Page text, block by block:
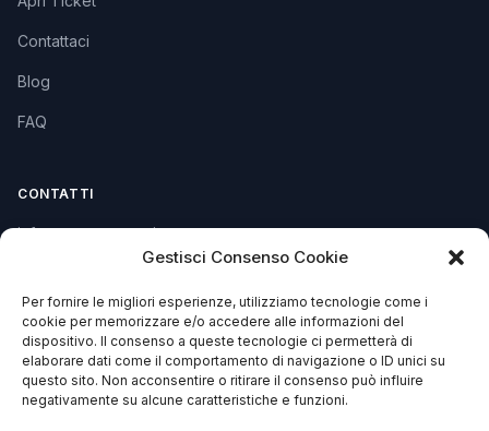
Gestisci Consenso Cookie
Per fornire le migliori esperienze, utilizziamo tecnologie come i
cookie per memorizzare e/o accedere alle informazioni del
dispositivo. Il consenso a queste tecnologie ci permetterà di
elaborare dati come il comportamento di navigazione o ID unici su
questo sito. Non acconsentire o ritirare il consenso può influire
negativamente su alcune caratteristiche e funzioni.
Contattaci
Blog
FAQ
CONTATTI
info@soccorsowp.it
PEC: gtechgroup@pec.it
Privacy Policy
Cookie Policy
Termini e Condizioni